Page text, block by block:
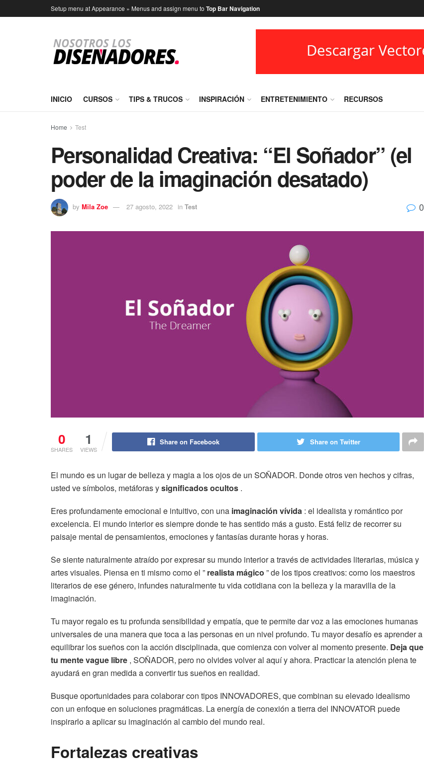
Setup menu at Appearance » Menus and assign menu to Top Bar Navigation
INICIO CURSOS TIPS & TRUCOS INSPIRACIÓN ENTRETENIMIENTO RECURSOS
Home Test
Personalidad Creativa: “El Soñador” (el
poder de la imaginación desatado)
by Mila Zoe 27 agosto, 2022 in Test 0
0
SHARES
1
VIEWS
Share on Facebook Share on Twitter
El mundo es un lugar de belleza y magia a los ojos de un SOÑADOR. Donde otros ven hechos y cifras,
usted ve símbolos, metáforas ysignificados ocultos .
Eres profundamente emocional e intuitivo, con una imaginación vívida : el idealista y romántico por
excelencia. El mundo interior es siempre donde te has sentido más a gusto. Está feliz de recorrer su
paisaje mental de pensamientos, emociones y fantasías durante horas y horas.
Se siente naturalmente atraído por expresar su mundo interior a través de actividades literarias, música y
artes visuales. Piensa en ti mismo como el ” realista mágico ” de los tipos creativos: como los maestros
literarios de ese género, infundes naturalmente tu vida cotidiana con la belleza y la maravilla de la
imaginación.
Tu mayor regalo es tu profunda sensibilidad y empatía, que te permite dar voz a las emociones humanas
universales de una manera que toca a las personas en un nivel profundo. Tu mayor desafío es aprender a
equilibrar los sueños con la acción disciplinada, que comienza con volver al momento presente. Deja que
tu mente vague libre , SOÑADOR, pero no olvides volver al aquí y ahora. Practicar la atención plena te
ayudará en gran medida a convertir tus sueños en realidad.
Busque oportunidades para colaborar con tipos INNOVADORES, que combinan su elevado idealismo
con un enfoque en soluciones pragmáticas. La energía de conexión a tierra del INNOVATOR puede
inspirarlo a aplicar su imaginación al cambio del mundo real.
Fortalezas creativas